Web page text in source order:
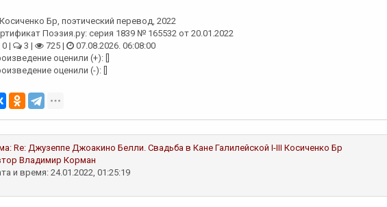
Косиченко Бр, поэтический перевод, 2022
Поэзия.ру: серия 1839 № 165532 от 20.01.2022
0 |
3 | 725 |
07.08.2026. 06:08:00
оценили (+): []
оценили (-): []
Re: Джузеппе Джоакино Белли. Свадьба в Кане Галилейской I-III Косиченко Бр
Владимир Корман
и время: 24.01.2022, 01:25:19